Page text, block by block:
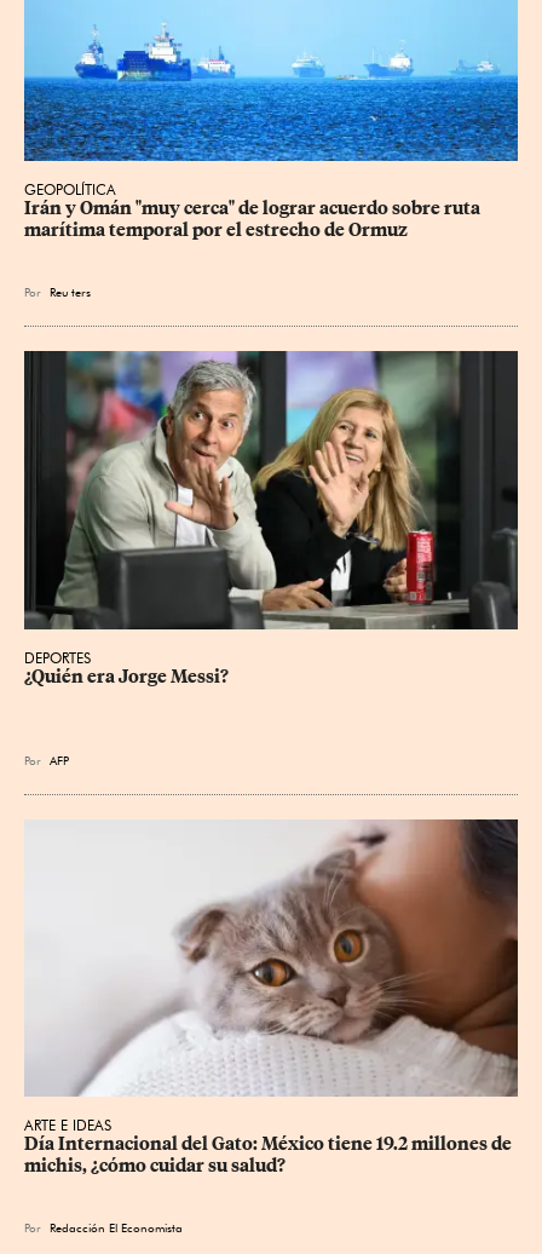
GEOPOLÍTICA
Irán y Omán "muy cerca" de lograr acuerdo sobre ruta
marítima temporal por el estrecho de Ormuz
Por Reu ters
DEPORTES
¿Quién era Jorge Messi?
Por AFP
ARTE E IDEAS
Día Internacional del Gato: México tiene 19.2 millones de
michis, ¿cómo cuidar su salud?
Por Redacción El Economista